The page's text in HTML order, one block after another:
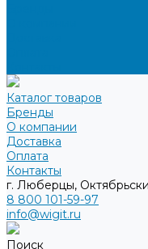
Каталог товаров
Бренды
О компании
Доставка
Оплата
Контакты
г. Люберцы,
8 800 101-59-97
info@wigit.ru
Поиск